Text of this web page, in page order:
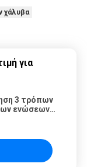
χάλυβα
για
3 τρόπων
ενώσεων